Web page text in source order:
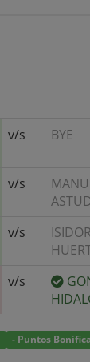
v/s BYE
v/s
v/s
v/s
- Puntos